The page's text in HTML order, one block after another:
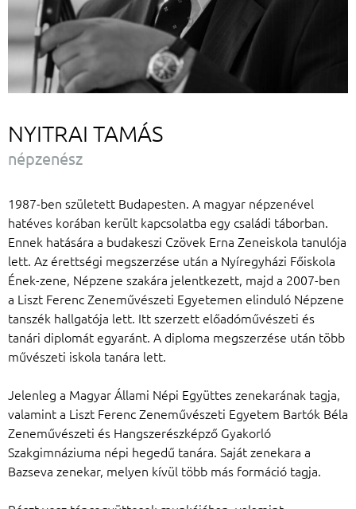
NYITRAI TAMÁS
népzenész
1987-ben született Budapesten. A magyar népzenével
hatéves korában került kapcsolatba egy családi táborban.
Ennek hatására a budakeszi Czövek Erna Zeneiskola tanulója
lett. Az érettségi megszerzése után a Nyíregyházi Főiskola
Ének-zene, Népzene szakára jelentkezett, majd a 2007-ben
a Liszt Ferenc Zeneművészeti Egyetemen elinduló Népzene
tanszék hallgatója lett. Itt szerzett előadóművészeti és
tanári diplomát egyaránt. A diploma megszerzése után több
művészeti iskola tanára lett.
Jelenleg a Magyar Állami Népi Együttes zenekarának tagja,
valamint a Liszt Ferenc Zeneművészeti Egyetem Bartók Béla
Zeneművészeti és Hangszerészképző Gyakorló
Szakgimnáziuma népi hegedű tanára. Saját zenekara a
Bazseva zenekar, melyen kívül több más formáció tagja.